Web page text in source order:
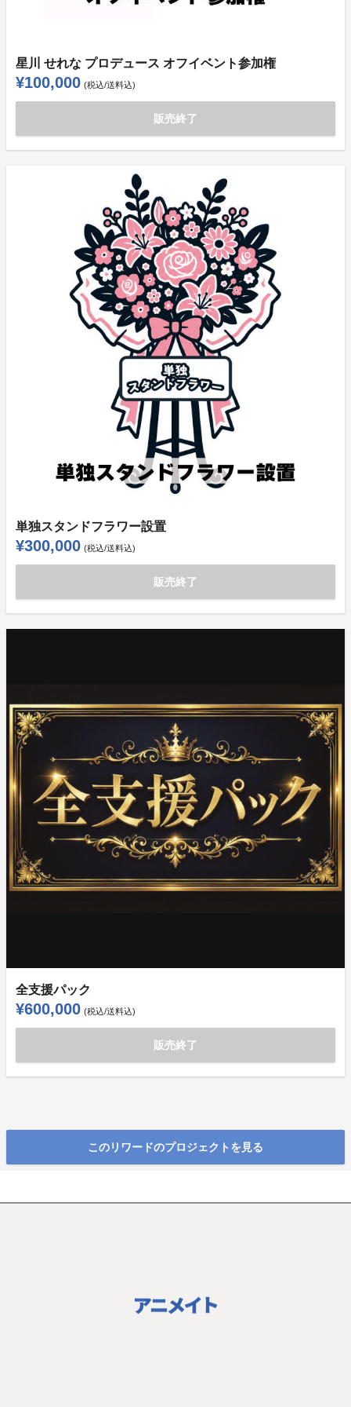
星川 せれな プロデュース オフイベント参加権
¥100,000 (税込/送料込)
販売終了
単独スタンドフラワー設置
¥300,000 (税込/送料込)
販売終了
全支援パック
¥600,000 (税込/送料込)
販売終了
このリワードのプロジェクトを見る